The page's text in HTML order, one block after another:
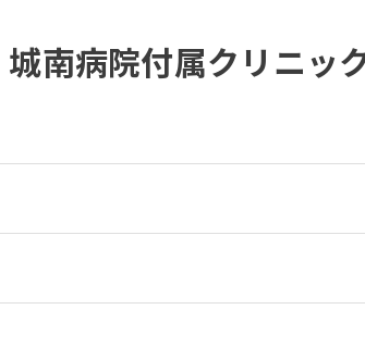
城南病院付属クリニッ